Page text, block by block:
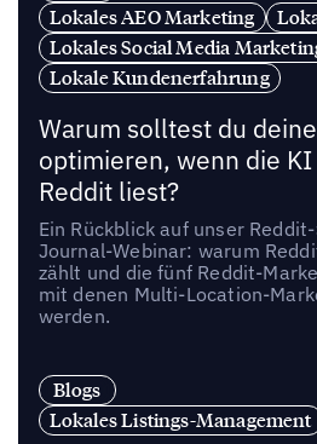
Lokales AEO Marketing
Lokales Social Media
Lokale Kundenerfahrung
Warum solltest du
optimieren, wenn die
Reddit liest?
Ein Rückblick auf unser
Journal-Webinar: warum
zählt und die fünf Reddit-
mit denen Multi-Location-
werden.
Blogs
Lokales Listings-Management